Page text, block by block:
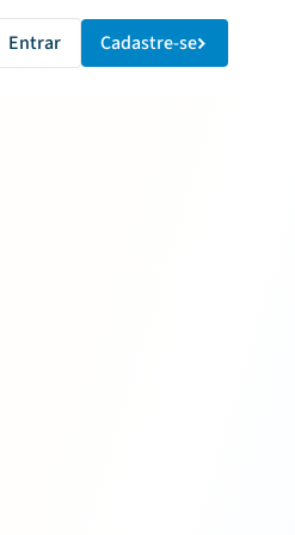
Entrar Cadastre-se